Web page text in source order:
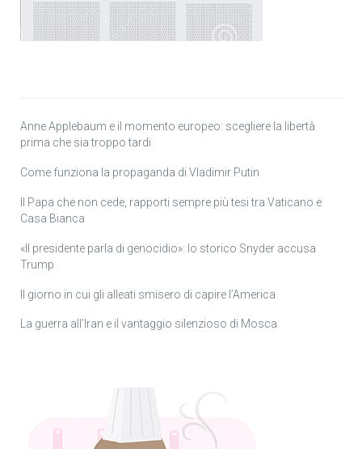
Anne Applebaum e il momento europeo: scegliere la libertà
prima che sia troppo tardi
Come funziona la propaganda di Vladimir Putin
Il Papa che non cede, rapporti sempre più tesi tra Vaticano e
Casa Bianca
«Il presidente parla di genocidio»: lo storico Snyder accusa
Trump
Il giorno in cui gli alleati smisero di capire l’America
La guerra all’Iran e il vantaggio silenzioso di Mosca